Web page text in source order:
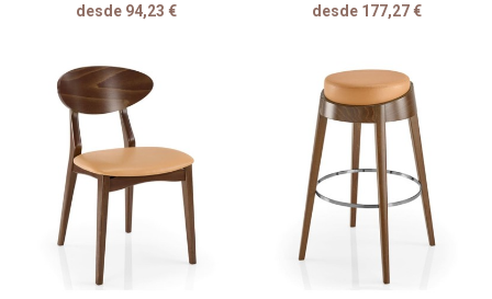
desde 94,23 €
desde 177,27 €